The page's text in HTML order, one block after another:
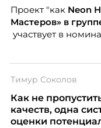
Проект "какNeon
Мастеров» в
участвует в
Тимур Соколов
Как не
качеств, одна
оценки